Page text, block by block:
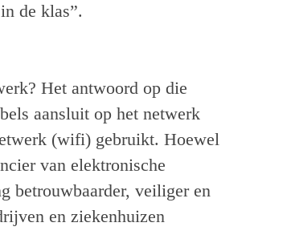
de klas”.
Het antwoord op die
aansluit op het netwerk
(wifi) gebruikt. Hoewel
van elektronische
betrouwbaarder, veiliger en
en ziekenhuizen